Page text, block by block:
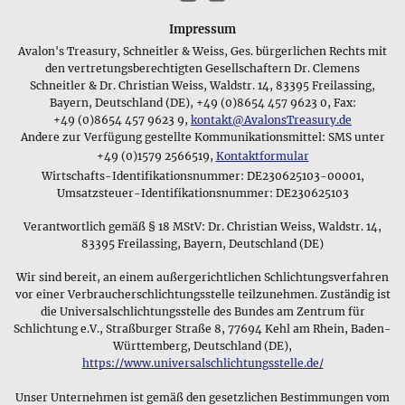
selbst zu sehen. Natürlich versuchen wir diese Nachteile
durch hochwertige Produktphotos und ausführliche
Beschreibungen zum Schmuckmaterial und zum
Lieferumfang auszugleichen. Vor allem sind wir aber der
Überzeugung, dass unsere große Auswahl und die
detaillierten Hintergrundinformationen, die sie so in keinem
Schmuckgeschäft finden werden, ein gutes Argument für den
Kauf bei uns sind - sollte etwas doch nicht gefallen, so kann
man es ja einfach zurücksenden.
Am Anfang bestand unser Schmucksortiment vor allem
Trommelsteine am Lederband oder als Anhänger mit
Silberschlafe tragen konnte - diese Art des Schmucks gibt es
bereits seit der Frühzeit und auch hier achteten wir darauf,
möglichst viele Informationen zu den verschiedenen
Mineralienonline zu stellen und außerdem nur Steine mit
gemmologisch garantierter Qualität anzubieten.
Mittlerweile haben wir Schmuck aus diversen Materialien wie
z.B. Zinn, Kupfer, Messing, Glas, Silber und Gold im Angebot
Person in der Gemeinschaft anzeigen soll, oder sich darauf
bezieht, ob ihr Träger ledig oder verheiratet ist. So wie bei
uns Eheringe als äußeres Zeichen einer Partnerschaft
getragen werden, gibt es Regionen, in denenArmreifen oder
Halskettendiesen Zweck erfüllen. Immer gilt dabei aber,
dass die Symbolik der Schmuckstücke und die Materialen, aus
denen sie hergestellt wurden, eine besondere Bedeutung für
ihren jeweiligen Träger haben und in seiner Gesellschaft
seinen Status signalisieren.
Impressum
Avalon's Treasury, Schneitler & Weiss, Ges. bürgerlichen Rechts mit
den vertretungsberechtigten Gesellschaftern Dr. Clemens
Schneitler & Dr. Christian Weiss, Waldstr. 14, 83395 Freilassing,
Bayern, Deutschland (DE), +49 (0)8654 457 9623 0, Fax:
+49 (0)8654 457 9623 9, kontakt@AvalonsTreasury.de
Andere zur Verfügung gestellte Kommunikationsmittel: SMS unter
+49 (0)1579 2566519, Kontaktformular
Wirtschafts-Identifikationsnummer: DE230625103-00001,
Umsatzsteuer-Identifikationsnummer: DE230625103
Verantwortlich gemäß § 18 MStV: Dr. Christian Weiss, Waldstr. 14,
83395 Freilassing, Bayern, Deutschland (DE)
Wir sind bereit, an einem außergerichtlichen Schlichtungsverfahren
vor einer Verbraucherschlichtungsstelle teilzunehmen. Zuständig ist
die Universalschlichtungsstelle des Bundes am Zentrum für
Schlichtung e.V., Straßburger Straße 8, 77694 Kehl am Rhein, Baden-
Württemberg, Deutschland (DE),
https://www.universalschlichtungsstelle.de/
Unser Unternehmen ist gemäß den gesetzlichen Bestimmungen vom